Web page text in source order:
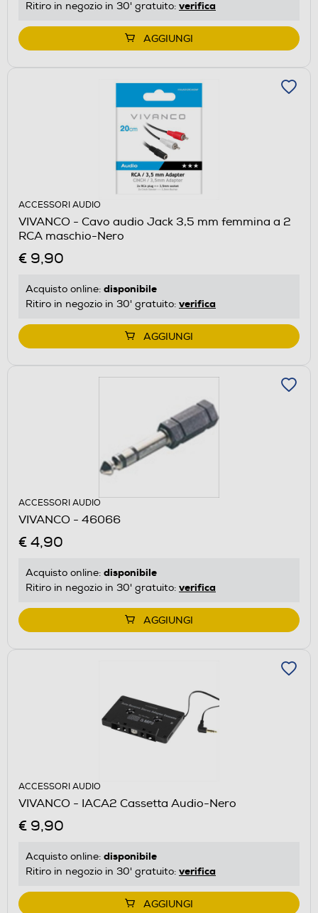
Ritiro in negozio in 30' gratuito: verifica
AGGIUNGI
ACCESSORI AUDIO
VIVANCO - Cavo audio Jack 3,5 mm femmina a 2
RCA maschio-Nero
€ 9,90
Acquisto online: disponibile
Ritiro in negozio in 30' gratuito: verifica
AGGIUNGI
ACCESSORI AUDIO
VIVANCO - 46066
€ 4,90
Acquisto online: disponibile
Ritiro in negozio in 30' gratuito: verifica
AGGIUNGI
ACCESSORI AUDIO
VIVANCO - IACA2 Cassetta Audio-Nero
€ 9,90
Acquisto online: disponibile
Ritiro in negozio in 30' gratuito: verifica
AGGIUNGI